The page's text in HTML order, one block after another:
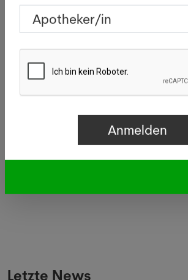
Fieber ist in den letzten
angestiegen.
Quelle: SDA / Keystone -
Bilder: Purdue University dans
Gesucht
Apothekerin in Diessenhofen
Letzte News